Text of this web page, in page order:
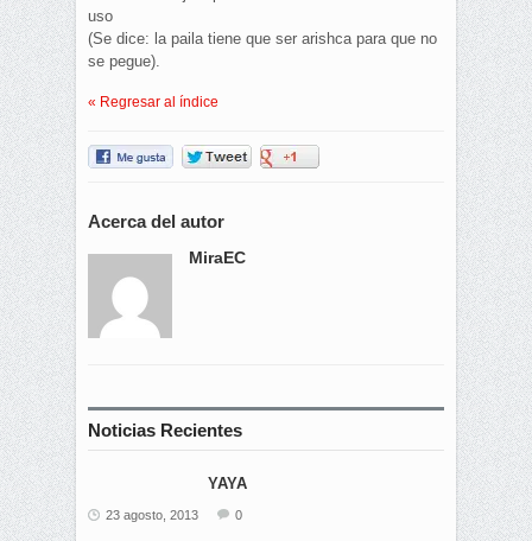
uso
(Se dice: la paila tiene que ser arishca para que no
se pegue).
« Regresar al índice
Acerca del autor
MiraEC
Noticias Recientes
YAYA
23 agosto, 2013 0